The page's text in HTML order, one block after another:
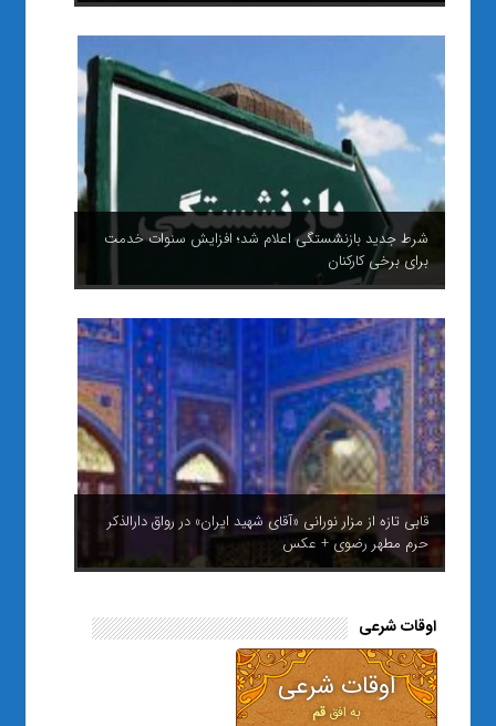
شرط جدید بازنشستگی اعلام شد؛ افزایش سنوات خدمت
برای برخی کارکنان
قابی تازه از مزار نورانی «آقای شهید ایران» در رواق دارالذکر
حرم مطهر رضوی + عکس
اوقات شرعی